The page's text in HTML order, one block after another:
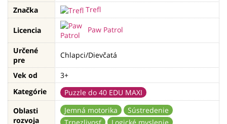
Značka
Trefl
Licencia Paw Patrol
Určené
pre
Chlapci/Dievčatá
Vek od
3+
Kategórie
Puzzle do 40 EDU MAXI
Oblasti
rozvoja
Jemná motorika
Sústredenie